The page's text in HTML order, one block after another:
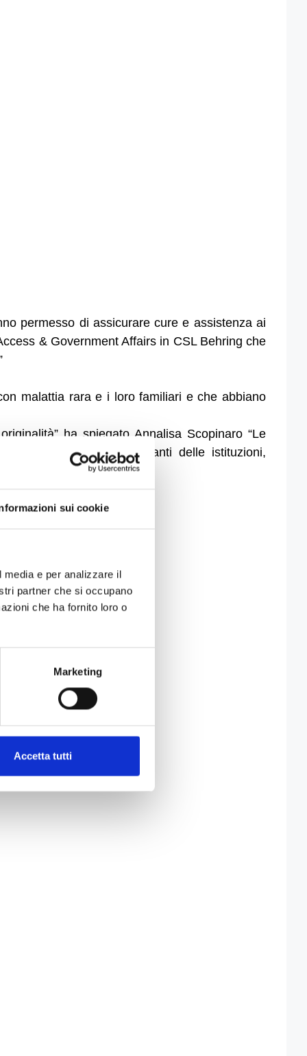
sui cookie
e per analizzare il
partner che si occupano
che ha fornito loro o
Marketing
Accetta tutti
permesso di assicurare cure e assistenza ai
& Government Affairs in CSL Behring che
malattia rara e i loro familiari e che abbiano
ha spiegato Annalisa Scopinaro “Le
rare, rappresentanti delle istituzioni,